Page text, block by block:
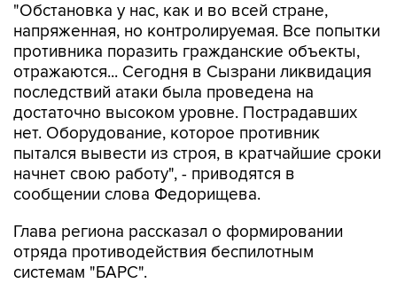
"Обстановка у нас, как и во всей стране,
напряженная, но контролируемая. Все попытки
противника поразить гражданские объекты,
отражаются... Сегодня в Сызрани ликвидация
последствий атаки была проведена на
достаточно высоком уровне. Пострадавших
нет. Оборудование, которое противник
пытался вывести из строя, в кратчайшие сроки
начнет свою работу", - приводятся в
сообщении слова Федорищева.
Глава региона рассказал о формировании
отряда противодействия беспилотным
системам "БАРС".